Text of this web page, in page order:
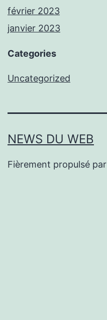
février 2023
janvier 2023
Categories
Uncategorized
NEWS DU WEB
Fièrement propulsé par